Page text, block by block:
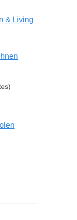
& Living
Sind sie